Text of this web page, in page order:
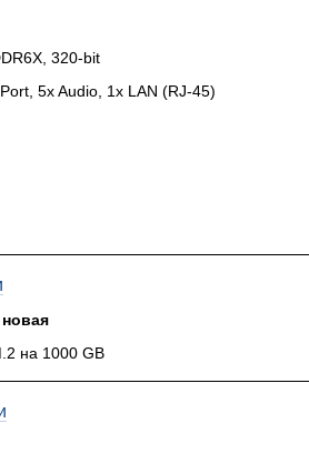
320-bit
5x Audio, 1x LAN (RJ-45)
на 1000 GB